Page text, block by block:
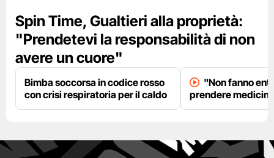
Spin Time, Gualtieri alla proprietà:
"Prendetevi la responsabilità di non
avere un cuore"
Bimba soccorsa in codice rosso
con crisi respiratoria per il caldo
"Non fanno
prendere